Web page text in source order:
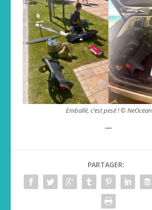
Emballé, c’est pesé ! © NeOcean
PARTAGER: